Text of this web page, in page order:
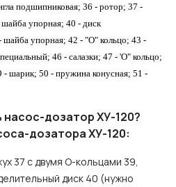
подшипниковая; 36 - ротор; 37 -
упорная; 40 - диск
шайба упорная; 42 - "О" кольцо; 43 -
46 - салазки; 47 - 'О" кольцо;
- шарик; 50 - пружина конусная; 51 -
насос-дозатор ХУ-120?
дозатора ХУ-120:
37 с двумя О-кольцами 39,
диск 40 (нужно